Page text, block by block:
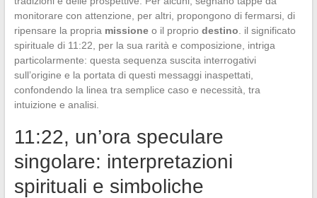
monitorare con attenzione, per altri, propongono di fermarsi, di
ripensare la propria missioneo il proprio destino . il significato
spirituale di 11:22, per la sua rarità e composizione, intriga
particolarmente: questa sequenza suscita interrogativi
sull’origine e la portata di questi messaggi inaspettati,
confondendo la linea tra semplice caso e necessità, tra
intuizione e analisi.
11:22, un’ora speculare
singolare: interpretazioni
spirituali e simboliche